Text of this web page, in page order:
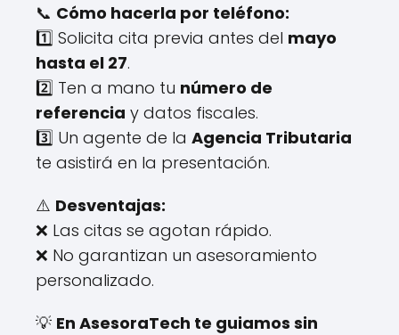
📞 Cómo hacerla por teléfono:
1️⃣ Solicita cita previa antes del mayo
hasta el 27.
2️⃣ Ten a mano tu número de
referencia y datos fiscales.
3️⃣ Un agente de la Agencia Tributaria
te asistirá en la presentación.
⚠️ Desventajas:
❌ Las citas se agotan rápido.
❌ No garantizan un asesoramiento
personalizado.
💡 En AsesoraTech te guiamos sin